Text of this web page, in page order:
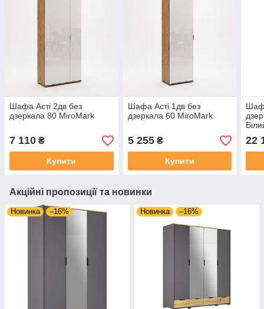
Шафа Асті 2дв без
дзеркала 80 MiroMark
7 110 ₴
Купити
Шафа Асті 1дв без
дзеркала 60 MiroMark
5 255₴
Купити
22
Акційні пропозиції та новинки
Новинка –16% Новинка –16%